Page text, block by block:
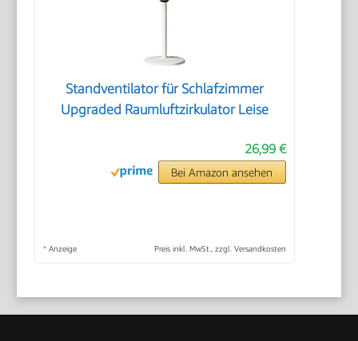
Standventilator für Schlafzimmer
Upgraded Raumluftzirkulator Leise
26,99 €
Bei Amazon ansehen
* Anzeige Preis inkl. MwSt., zzgl. Versandkosten